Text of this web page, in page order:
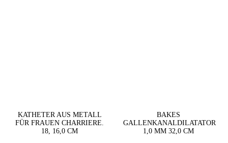
KATHETER AUS METALL
FÜR FRAUEN CHARRIERE.
18, 16,0 CM
BAKES
GALLENKANALDILATATOR
1,0 MM 32,0 CM